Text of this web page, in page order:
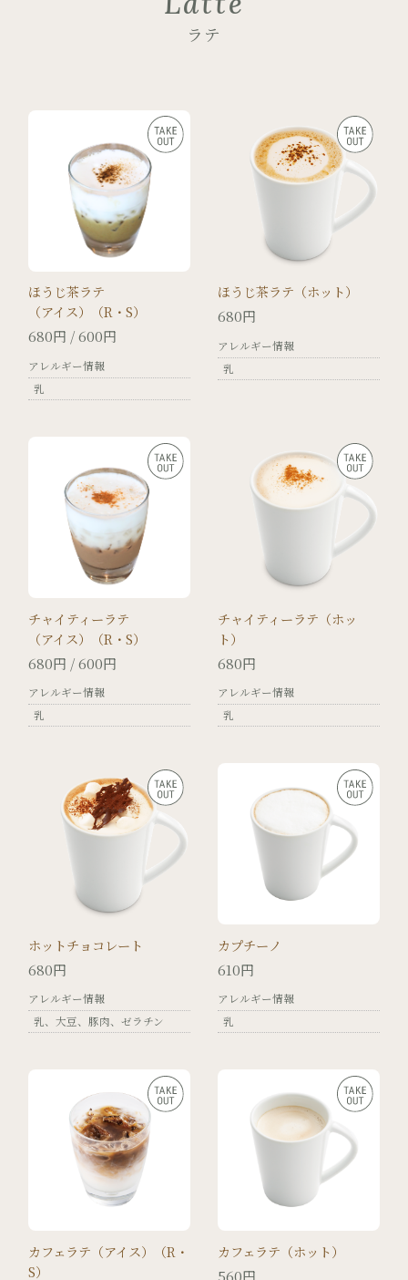
ラテ
ほうじ茶ラテ
（アイス）（R・S）
680円 / 600円
アレルギー情報
乳
ほうじ茶ラテ（ホット）
680円
アレルギー情報
乳
チャイティーラテ
（アイス）（R・S）
680円 / 600円
アレルギー情報
乳
チャイティーラテ（ホッ
ト）
680円
アレルギー情報
乳
ホットチョコレート
680円
アレルギー情報
乳
大豆 豚肉 ゼラチン
カプチーノ
610円
アレルギー情報
乳
カフェラテ（アイス）（R・
S）
カフェラテ（ホット）
560円